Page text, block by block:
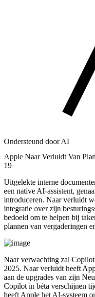
Ondersteund door AI
Apple Naar Verluidt Van
19
Uitgelekte interne
een native AI-assistent,
introduceren. Naar verluidt
integratie over zijn
bedoeld om te helpen bij
plannen van vergaderingen
Naar verwachting zal
2025. Naar verluidt heeft
aan de upgrades van zijn
Copilot in bèta verschijnen
heeft Apple het AI-systeem